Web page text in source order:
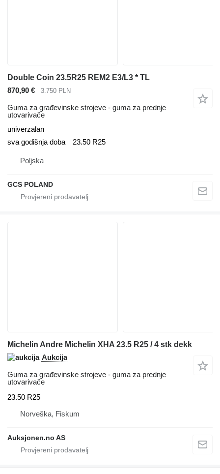
Double Coin 23.5R25 REM2 E3/L3 * TL
870,90 €
3.750 PLN
Guma za građevinske strojeve - guma za prednje
utovarivače
univerzalan
sva godišnja doba
23.50 R25
Poljska
GCS POLAND
Michelin Andre Michelin XHA 23.5 R25 / 4 stk dekk
Aukcija
Guma za građevinske strojeve - guma za prednje
utovarivače
23.50 R25
Norveška, Fiskum
Auksjonen.no AS